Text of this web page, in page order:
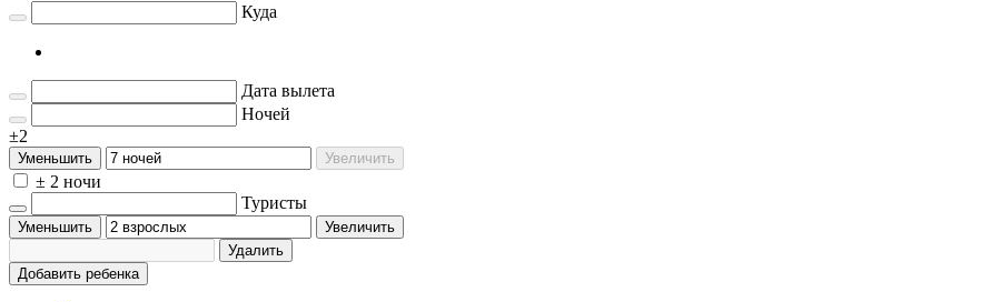
Куда
Дата вылета
Ночей
±2
Уменьшить Увеличить
± 2 ночи
Туристы
Уменьшить
Увеличить
Удалить
Добавить ребенка